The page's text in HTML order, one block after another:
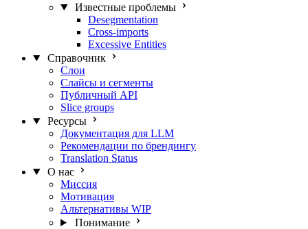
Известные проблемы
Desegmentation
Cross-imports
Excessive Entities
Справочник
Слои
Слайсы и сегменты
Публичный API
Slice groups
Ресурсы
Документация для LLM
Рекомендации по брендингу
Translation Status
О нас
Миссия
Мотивация
Альтернативы WIP
Понимание